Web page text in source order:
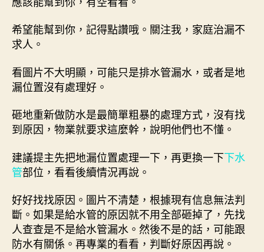
希望能幫到你，記得點讚哦。關注我，家庭治漏不
求人。
看圖片不大明顯，可能只是排水管漏水，或者是地
漏位置沒有處理好。
砸地重新做防水是最簡單粗暴的處理方式，沒有找
到原因，物業就要求這麼幹，說明他們也不懂。
建議提主先把地漏位置處理一下，再更換一下下水
管部位，看看後續情況再說。
好好找找原因。圖片不清楚，根據現有信息無法判
斷。如果是給水管的原因就不用全部砸掉了，先找
人查查是不是給水管漏水。然後不是的話，可能跟
防水有關係。再專業的看看，判斷好原因再說。